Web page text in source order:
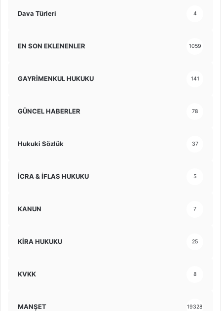
Dava Türleri 4
EN SON EKLENENLER 1059
GAYRİMENKUL HUKUKU 141
GÜNCEL HABERLER 78
Hukuki Sözlük 37
İCRA & İFLAS HUKUKU 5
KANUN 7
KİRA HUKUKU 25
KVKK 8
MANŞET 19328